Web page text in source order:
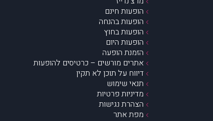
הופעות חינם
הופעות בהנחה
הופעות בחוץ
הופעות היום
הזמנת הופעה
אתרים מורשים – כרטיסים להופעות
דיווח על תוכן לא תקין
תנאי שימוש
מדיניות פרטיות
הצהרת נגישות
מפת אתר